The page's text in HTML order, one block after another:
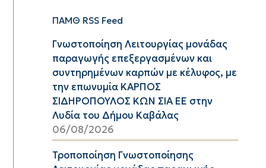
ΠΑΜΘ RSS Feed
Γνωστοποίηση Λειτουργίας μονάδας
παραγωγής επεξεργασμένων και
συντηρημένων καρπών με κέλυφος, με
την επωνυμία ΚΑΡΠΟΣ
ΣΙΔΗΡΟΠΟΥΛΟΣ ΚΩΝ ΣΙΑ ΕΕ στην
Λυδία του Δήμου Καβάλας
06/08/2026
Τροποποίηση Γνωστοποίησης